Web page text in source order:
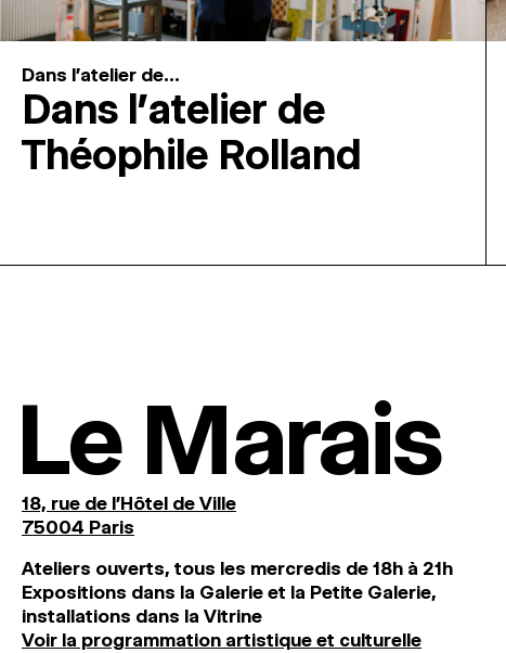
Dans l'atelier de...
Dans l’atelier de
Théophile Rolland
Le Marais
18, rue de l'Hôtel de Ville
75004 Paris
Ateliers ouverts, tous les mercredis de 18h à 21h
Expositions dans la Galerie et la Petite Galerie,
installations dans la Vitrine
Voir la programmation artistique et culturelle